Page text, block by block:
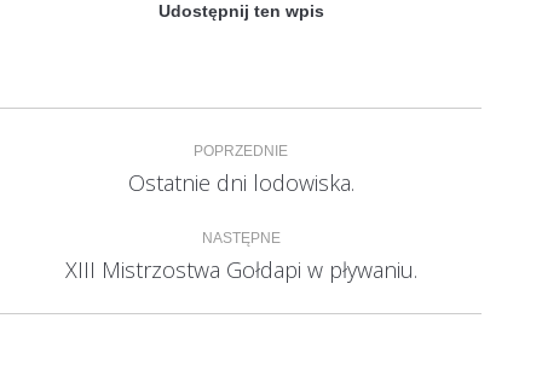
Udostępnij ten wpis
Nawigacja
wpisów
POPRZEDNIE
Poprzedni
Ostatnie dni lodowiska.
NASTĘPNE
Następny
XIII Mistrzostwa Gołdapi w pływaniu.